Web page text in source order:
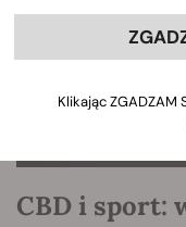
CBD i sport:
Klikając ZGADZAM